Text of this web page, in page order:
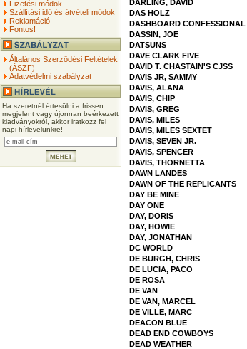
Fizetési módok
Szállítási idő és átvételi módok
Reklamáció
Fontos!
Általános Szerződési Feltételek
(ÁSZF)
Adatvédelmi szabályzat
Ha szeretnél értesülni a frissen
megjelent vagy újonnan beérkezett
kiadványokról, akkor iratkozz fel
napi hírlevelünkre!
DARLING, DAVID
DAS HOLZ
DASHBOARD CONFESSIONAL
DASSIN, JOE
DATSUNS
DAVE CLARK FIVE
DAVID T. CHASTAIN'S CJSS
DAVIS JR, SAMMY
DAVIS, ALANA
DAVIS, CHIP
DAVIS, GREG
DAVIS, MILES
DAVIS, MILES SEXTET
DAVIS, SEVEN JR.
DAVIS, SPENCER
DAVIS, THORNETTA
DAWN LANDES
DAWN OF THE REPLICANTS
DAY BE MINE
DAY ONE
DAY, DORIS
DAY, HOWIE
DAY, JONATHAN
DC WORLD
DE BURGH, CHRIS
DE LUCIA, PACO
DE ROSA
DE VAN
DE VAN, MARCEL
DE VILLE, MARC
DEACON BLUE
DEAD END COWBOYS
DEAD WEATHER